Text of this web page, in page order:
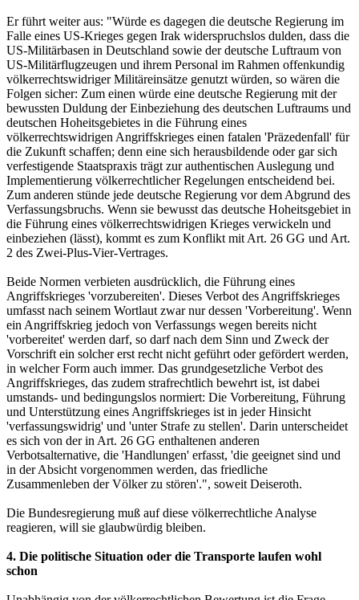
Er führt weiter aus: "Würde es dagegen die deutsche Regierung im
Falle eines US-Krieges gegen Irak widerspruchslos dulden, dass die
US-Militärbasen in Deutschland sowie der deutsche Luftraum von
US-Militärflugzeugen und ihrem Personal im Rahmen offenkundig
völkerrechtswidriger Militäreinsätze genutzt würden, so wären die
Folgen sicher: Zum einen würde eine deutsche Regierung mit der
bewussten Duldung der Einbeziehung des deutschen Luftraums und
deutschen Hoheitsgebietes in die Führung eines
völkerrechtswidrigen Angriffskrieges einen fatalen 'Präzedenfall' für
die Zukunft schaffen; denn eine sich herausbildende oder gar sich
verfestigende Staatspraxis trägt zur authentischen Auslegung und
Implementierung völkerrechtlicher Regelungen entscheidend bei.
Zum anderen stünde jede deutsche Regierung vor dem Abgrund des
Verfassungsbruchs. Wenn sie bewusst das deutsche Hoheitsgebiet in
die Führung eines völkerrechtswidrigen Krieges verwickeln und
einbeziehen (lässt), kommt es zum Konflikt mit Art. 26 GG und Art.
2 des Zwei-Plus-Vier-Vertrages.
Beide Normen verbieten ausdrücklich, die Führung eines
Angriffskrieges 'vorzubereiten'. Dieses Verbot des Angriffskrieges
umfasst nach seinem Wortlaut zwar nur dessen 'Vorbereitung'. Wenn
ein Angriffskrieg jedoch von Verfassungs wegen bereits nicht
'vorbereitet' werden darf, so darf nach dem Sinn und Zweck der
Vorschrift ein solcher erst recht nicht geführt oder gefördert werden,
in welcher Form auch immer. Das grundgesetzliche Verbot des
Angriffskrieges, das zudem strafrechtlich bewehrt ist, ist dabei
umstands- und bedingungslos normiert: Die Vorbereitung, Führung
und Unterstützung eines Angriffskrieges ist in jeder Hinsicht
'verfassungswidrig' und 'unter Strafe zu stellen'. Darin unterscheidet
es sich von der in Art. 26 GG enthaltenen anderen
Verbotsalternative, die 'Handlungen' erfasst, 'die geeignet sind und
in der Absicht vorgenommen werden, das friedliche
Zusammenleben der Völker zu stören'.", soweit Deiseroth.
Die Bundesregierung muß auf diese völkerrechtliche Analyse
reagieren, will sie glaubwürdig bleiben.
4. Die politische Situation oder die Transporte laufen wohl
schon